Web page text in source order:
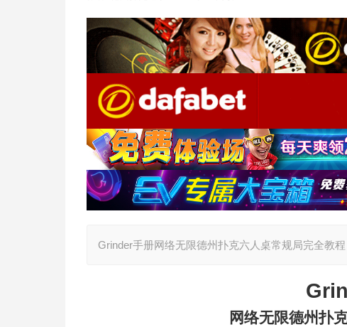
Grinder手册网络无限德州扑克六人桌常规局完全教程
网络无限德州扑